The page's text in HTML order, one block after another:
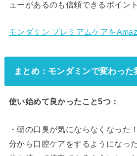
ューがあるのも信頼できるポイン
モンダミン プレミアムケアを
まとめ：モンダミンで変わった
使い始めて良かったこと5つ：
・朝の口臭が気にならなくなった
分から口腔ケアをするようになっ